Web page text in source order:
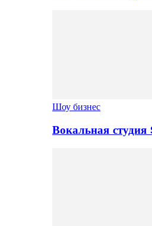
Шоу бизнес
Вокальная